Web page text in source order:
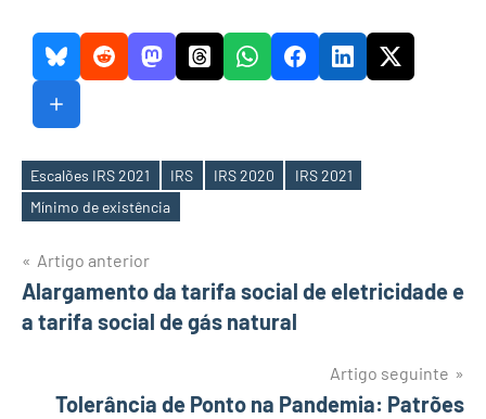
Etiquetas
Escalões IRS 2021 IRS IRS 2020
IRS 2021
Mínimo de existência
Navegação
de
Artigo anterior
Alargamento da tarifa social de eletricidade e
a tarifa social de gás natural
Artigo seguinte
Tolerância de Ponto na Pandemia: Patrões